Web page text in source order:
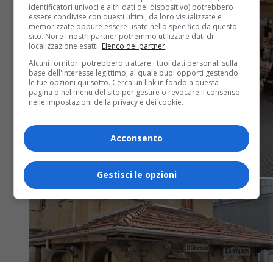
identificatori univoci e altri dati del dispositivo) potrebbero
essere condivise con questi ultimi, da loro visualizzate e
memorizzate oppure essere usate nello specifico da questo
sito. Noi e i nostri partner potremmo utilizzare dati di
localizzazione esatti. Elenco dei partner.
Alcuni fornitori potrebbero trattare i tuoi dati personali sulla
base dell'interesse legittimo, al quale puoi opporti gestendo
le tue opzioni qui sotto. Cerca un link in fondo a questa
pagina o nel menu del sito per gestire o revocare il consenso
nelle impostazioni della privacy e dei cookie.
Acconsento
Gestisci le opzioni